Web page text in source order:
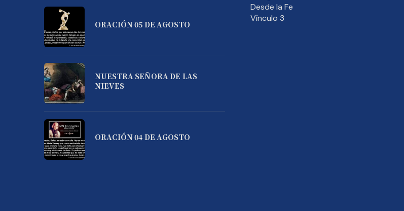
ORACIÓN 05 DE AGOSTO
NUESTRA SEÑORA DE LAS
NIEVES
ORACIÓN 04 DE AGOSTO
Desde la Fe
Vínculo 3